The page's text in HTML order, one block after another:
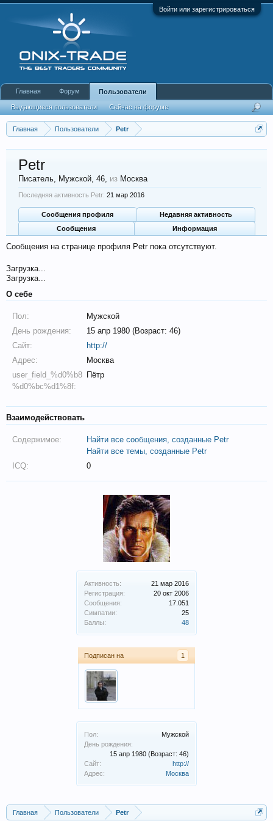
Войти или зарегистрироваться
Главная Пользователи Petr
Активность:
21 мар 2016
Регистрация:
20 окт 2006
Сообщения:
17.051
Симпатии:
25
Баллы:
48
Подписан на 1
Пол:
Мужской
День рождения:
15 апр 1980 (Возраст: 46)
Сайт:
http://
Адрес:
Москва
Petr
Писатель, Мужской, 46, из Москва
Последняя активность Petr: 21 мар 2016
Сообщения профиля
Недавняя активность
Сообщения
Информация
Сообщения на странице профиля Petr пока отсутствуют.
Загрузка...
Загрузка...
О себе
Пол:
Мужской
День рождения:
15 апр 1980 (Возраст: 46)
Сайт:
http://
Адрес:
Москва
user_field_%d0%b8
%d0%bc%d1%8f:
Пётр
Взаимодействовать
Содержимое:
Найти все сообщения, созданные Petr
Найти все темы, созданные Petr
ICQ:
0
Главная Пользователи Petr
Главная Форум Пользователи
Выдающиеся пользователи Сейчас на форуме
Недавняя активность Новые сообщения профиля